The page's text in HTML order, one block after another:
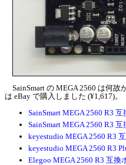
SainSmart の MEGA 2560 は何
は eBay で購入しました (¥1,617)。
SainSmart MEGA 2560 R3
SainSmart MEGA 2560 R3
keyestudio MEGA 2560 R3
keyestudio MEGA 2560 R3
Elegoo MEGA 2560 R3 互換